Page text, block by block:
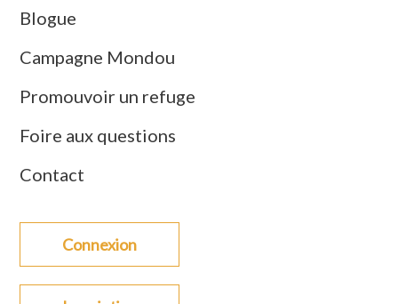
Blogue
Campagne Mondou
Promouvoir un refuge
Foire aux questions
Contact
Connexion